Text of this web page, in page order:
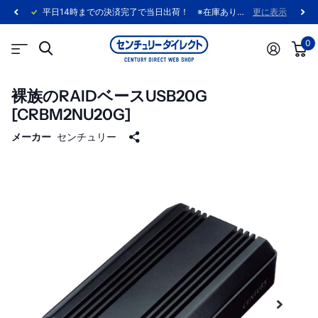
平日14時までの決済完了で当日出荷！ ※在庫あり製品に限ります。 更に表示
0
裸族のRAIDベースUSB20G
[CRBM2NU20G]
メーカー センチュリー